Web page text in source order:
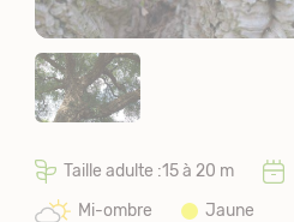
Taille adulte :15 à 20 m
Mi-ombre
Jaune